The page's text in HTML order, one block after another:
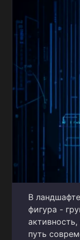
В
фигура -
путь